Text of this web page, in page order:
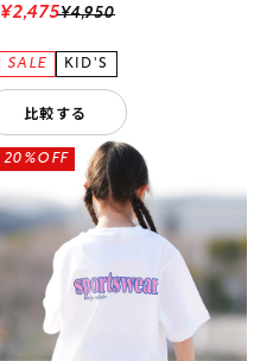
¥4,950
¥2,475
比較する
20%OFF